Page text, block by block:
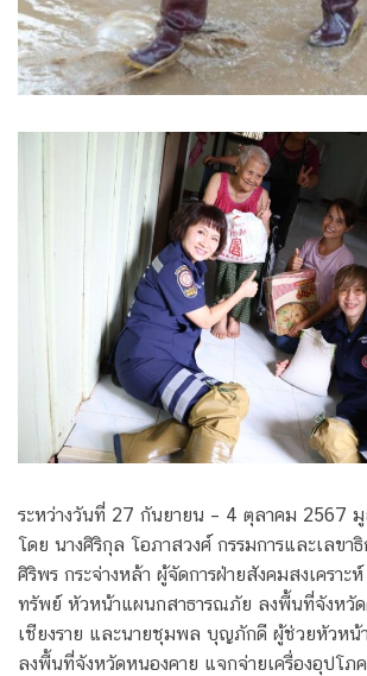
ระหว่างวันที่ 27 กันยายน – 4 ตุลาคม 2567
โดย นางศิริกุล โอภาสวงศ์ กรรมการและเลขา
ศิริพร กระจ่างหล้า ผู้จัดการฝ่ายสังคมสงเคราะ
ทรัพย์ หัวหน้าแผนกสาธารณภัย ลงพื้นที่จังหวัด
เชียงราย และนายชุมพล บุญภักดี ผู้ช่วยหัวหน้
ลงพื้นที่จังหวัดหนองคาย แจกจ่ายเครื่องอุปโภ